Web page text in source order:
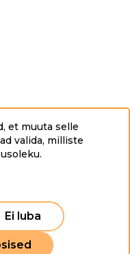
www.tai.ee.
et muuta selle
valida, milliste
.
Ei luba